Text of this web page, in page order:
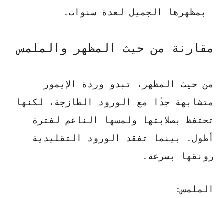
بمظهرها الجميل لعدة سنوات.
مقارنة من حيث المظهر والملمس
من حيث المظهر، تبدو وردة الإيمور
متشابهة جدًا مع الورود الطازجة، لكنها
تحتفظ بصلابتها ولمسها الناعم لفترة
أطول. بينما تفقد الورود التقليدية
رونقها بسرعة.
الملمس: